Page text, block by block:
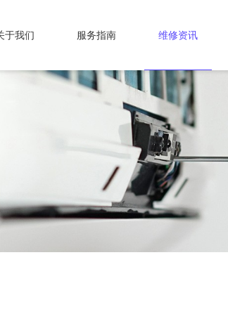
于我们 服务指南 维修资讯